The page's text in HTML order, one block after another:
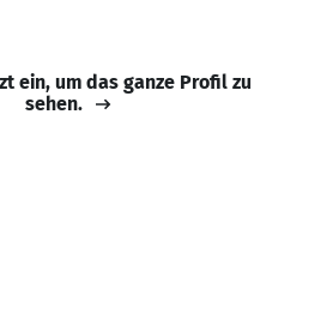
ein, um das ganze Profil zu
sehen.